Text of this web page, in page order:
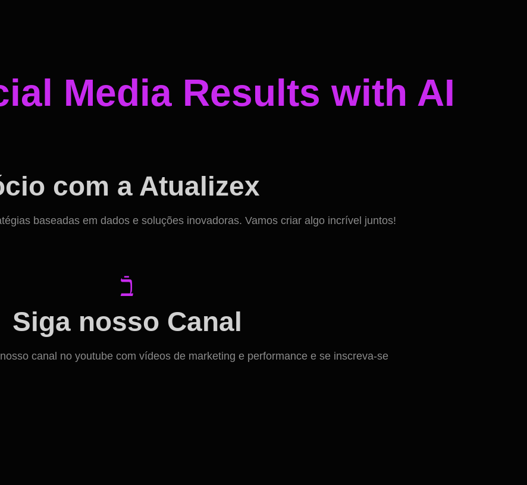
Media Results with AI
com a Atualizex
baseadas em dados e soluções inovadoras. Vamos criar algo incrível juntos!
Siga nosso Canal
canal no youtube com vídeos de marketing e performance e se inscreva-se